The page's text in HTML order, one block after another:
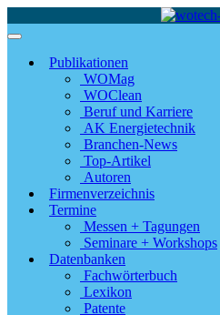
Publikationen
WOMag
WOClean
Beruf und Karriere
AK Energietechnik
Branchen-News
Top-Artikel
Autoren
Firmenverzeichnis
Termine
Messen + Tagungen
Seminare + Workshops
Datenbanken
Fachwörterbuch
Lexikon
Patente